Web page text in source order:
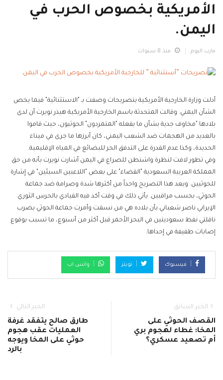
الأمريكية بخصوص الحرب في
اليمن.
مارب اليوم منذ 8 سنوات
أدلت وزارة الخارجية الأمريكية بتصريحات وصفت بـ "الاستثنائية" فيما يخص
الشأن اليمني. وقالت المتحدثة باسم الخارجية الأمريكية هيذر نويرت أن لدى
بلادها "مخاوف جدية بشأن ما يفعله "المتمردون" الحوثيون، حيث قاموا
بالعديد من الهجمات ضد الشعب اليمني، كان أبرزها ما جرى في ميناء
الحديدة، وكذا عدم القدرة على التدفق الحر للبضائع في المياه الإقليمية.
وفي تطور لافت لنظرة واشنطن للصراع في اليمن أشارت نويرت بأنه من حق
المملكة العربية السعودية "القضاء" على بعض "اللاعبين السيئين" في إشارة
للحوثيين. ويعد هذا التصريح واحداً من أكثرها شدة وصرامة ضد جماعة
الحوثي، بحسب مراقبين. يأتي ذلك في وقت أكد فيه القيادي بالحرس الثوري
الإيراني ناصر شعباني بأن بلاده هي من نسقت وأمرت جماعة الحوثي بضرب
ناقلتي نفط سعوديتين في البحر الأحمر قبل أكثر من أسبوع، ما تسبب بوقوع
إصابات طفيفة في إحداها.
فيسبوك تويتر واتس اب
الخبر السابق
القصف الحوثي على
المخا: غطاء لهجوم بري
أم تصعيد عسكري؟
الخبر التالي
طارق صالح يتفقد غرفة
العمليات عقب هجوم
حوثي على المخا ويوجه
بالرد